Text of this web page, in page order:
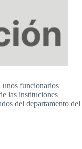
unos funcionarios
las instituciones
del departamento del